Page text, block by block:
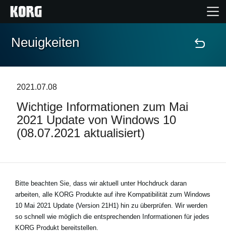
Home
Extras
Events
Support
Händlersuche
Shop
Neuigkeiten
2021.07.08
Wichtige Informationen zum Mai
2021 Update von Windows 10
(08.07.2021 aktualisiert)
Bitte beachten Sie, dass wir aktuell unter Hochdruck daran
arbeiten, alle KORG Produkte auf ihre Kompatibilität zum Windows
10 Mai 2021 Update (Version 21H1) hin zu überprüfen. Wir werden
so schnell wie möglich die entsprechenden Informationen für jedes
KORG Produkt bereitstellen.